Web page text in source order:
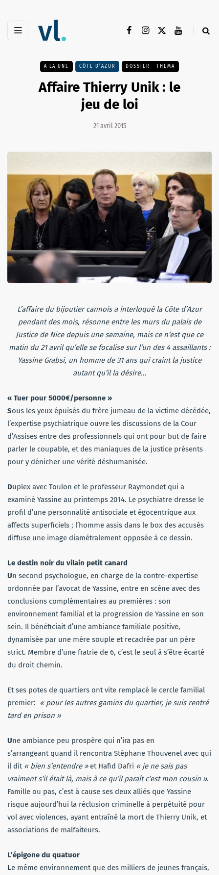
A LA UNE CÔTE D’AZUR DOSSIER - THEMA
Affaire Thierry Unik : le
jeu de loi
21 avril 2015
L’affaire du bijoutier cannois a interloqué la Côte d’Azur
pendant des mois, résonne entre les murs du palais de
Justice de Nice depuis une semaine, mais ce n’est que ce
matin du 21 avril qu’elle se focalise sur l’un des 4 assaillants :
Yassine Grabsi, un homme de 31 ans qui craint la justice
autant qu’il la désire…
« Tuer pour 5000€/personne »
Sous les yeux épuisés du frère jumeau de la victime décédée,
l’expertise psychiatrique ouvre les discussions de la Cour
d’Assises entre des professionnels qui ont pour but de faire
parler le coupable, et des maniaques de la justice présents
pour y dénicher une vérité déshumanisée.
Duplex avec Toulon et le professeur Raymondet qui a
examiné Yassine au printemps 2014. Le psychiatre dresse le
profil d’une personnalité antisociale et égocentrique aux
affects superficiels ; l’homme assis dans le box des accusés
diffuse une image diamétralement opposée à ce dessin.
Le destin noir du vilain petit canard
Un second psychologue, en charge de la contre-expertise
ordonnée par l’avocat de Yassine, entre en scène avec des
conclusions complémentaires au premières : son
environnement familial et la progression de Yassine en son
sein. Il bénéficiait d’une ambiance familiale positive,
dynamisée par une mère souple et recadrée par un père
strict. Membre d’une fratrie de 6, c’est le seul à s’être écarté
du droit chemin.
Et ses potes de quartiers ont vite remplacé le cercle familial
premier:
« pour les autres gamins du quartier, je suis rentré
tard en prison »
Une ambiance peu prospère qui n’ira pas en
s’arrangeant quand il rencontra Stéphane Thouvenel avec qui
il dit « bien s’entendre »et Hafid Dafri « je ne sais pas
vraiment s’il était là, mais à ce qu’il paraît c’est mon cousin ».
Famille ou pas, c’est à cause ses deux alliés que Yassine
risque aujourd’hui la réclusion criminelle à perpétuité pour
vol avec violences, ayant entraîné la mort de Thierry Unik, et
associations de malfaiteurs.
L’épigone du quatuor
Le même environnement que des milliers de jeunes français,